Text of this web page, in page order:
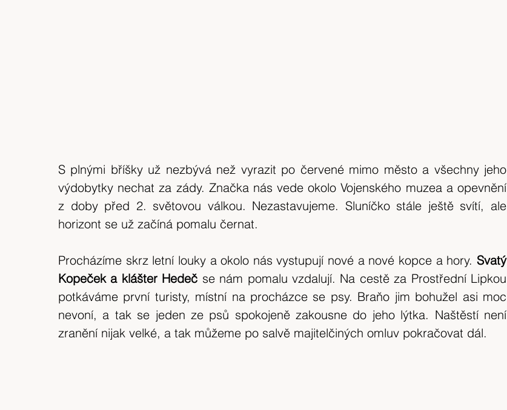
S plnými bříšky už nezbývá než vyrazit po červené mimo město a všechny jeho
výdobytky nechat za zády. Značka nás vede okolo Vojenského muzea a opevnění
z doby před 2. světovou válkou. Nezastavujeme. Sluníčko stále ještě svítí, ale
horizont se už začíná pomalu černat.
Procházíme skrz letní louky a okolo nás vystupují nové a nové kopce a hory. Svatý
Kopeček a klášter Hedeč se nám pomalu vzdalují. Na cestě za Prostřední Lipkou
potkáváme první turisty, místní na procházce se psy. Braňo jim bohužel asi moc
nevoní, a tak se jeden ze psů spokojeně zakousne do jeho lýtka. Naštěstí není
zranění nijak velké, a tak můžeme po salvě majitelčiných omluv pokračovat dál.